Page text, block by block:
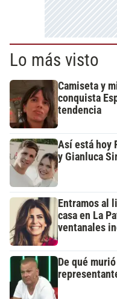
Lo más visto
Camiseta y
conquista
tendencia
Así está hoy
y Gianluca
Entramos al
casa en La
ventanales
De qué